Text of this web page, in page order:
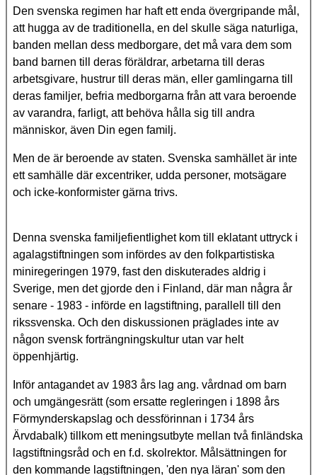
Den svenska regimen har haft ett enda övergripande mål,
att hugga av de traditionella, en del skulle säga naturliga,
banden mellan dess medborgare, det må vara dem som
band barnen till deras föräldrar, arbetarna till deras
arbetsgivare, hustrur till deras män, eller gamlingarna till
deras familjer, befria medborgarna från att vara beroende
av varandra, farligt, att behöva hålla sig till andra
människor, även Din egen familj.
Men de är beroende av staten. Svenska samhället är inte
ett samhälle där excentriker, udda personer, motsägare
och icke-konformister gärna trivs.
Denna svenska familjefientlighet kom till eklatant uttryck i
agalagstiftningen som infördes av den folkpartistiska
miniregeringen 1979, fast den diskuterades aldrig i
Sverige, men det gjorde den i Finland, där man några år
senare - 1983 - införde en lagstiftning, parallell till den
rikssvenska. Och den diskussionen präglades inte av
någon svensk forträngningskultur utan var helt
öppenhjärtig.
Inför antagandet av 1983 års lag ang. vårdnad om barn
och umgängesrätt (som ersatte regleringen i 1898 års
Förmynderskapslag och dessförinnan i 1734 års
Ärvdabalk) tillkom ett meningsutbyte mellan två finländska
lagstiftningsråd och en f.d. skolrektor. Målsättningen for
den kommande lagstiftningen, 'den nya läran' som den